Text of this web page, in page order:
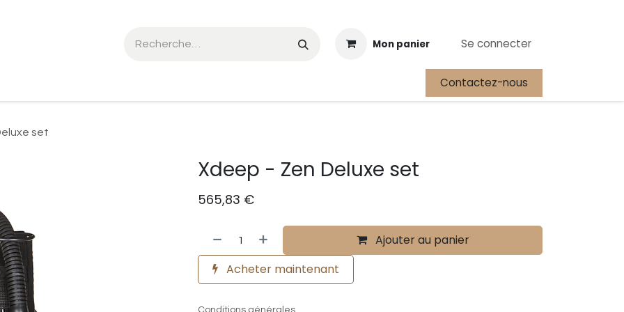
Mon panier Se connecter
Festival International de la Plongée Autonome
Contactez-nous
set
Xdeep - Zen Deluxe set
565,83 €
Ajouter au panier
Acheter maintenant